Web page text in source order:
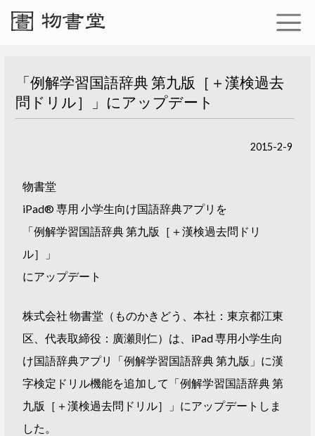
「例解学習国語辞典 第九版［＋漢検過去
問ドリル］」にアップデート
2015-2-9
物書堂
iPad® 専用 小学生向け国語辞典アプリを
「例解学習国語辞典 第九版［＋漢検過去問ドリ
ル］」
にアップデート
株式会社 物書堂（ものかきどう、本社：東京都江東
区、代表取締役：廣瀬則仁）は、iPad 専用小学生向
け国語辞典アプリ「例解学習国語辞典 第九版」に漢
字検定ドリル機能を追加して「例解学習国語辞典 第
九版［＋漢検過去問ドリル］」にアップデートしま
した。